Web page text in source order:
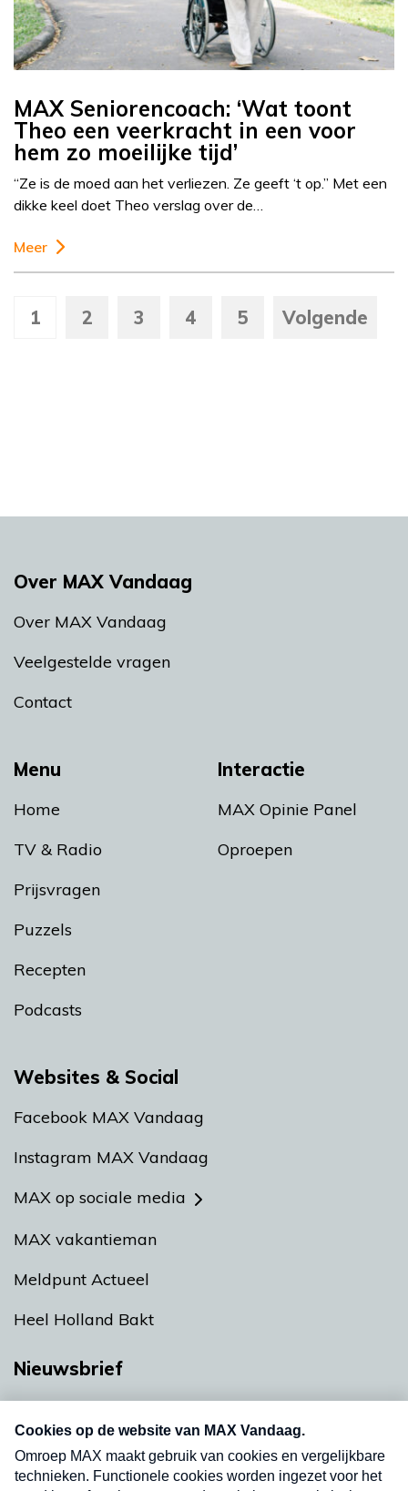
MAX Seniorencoach: ‘Wat toont
Theo een veerkracht in een voor
hem zo moeilijke tijd’
“Ze is de moed aan het verliezen. Ze geeft ‘t op.” Met een
dikke keel doet Theo verslag over de…
Meer
1 2 3 4 5 Volgende
Menu
Home
TV & Radio
Prijsvragen
Puzzels
Recepten
Podcasts
Interactie
MAX Opinie Panel
Oproepen
Over MAX Vandaag
Over MAX Vandaag
Veelgestelde vragen
Contact
Websites & Social
Facebook MAX Vandaag
Instagram MAX Vandaag
MAX op sociale media
MAX vakantieman
Meldpunt Actueel
Heel Holland Bakt
Nieuwsbrief
nieuwsbrief. Elke vrijdag- en dinsdagochtend in
uw mailbox.